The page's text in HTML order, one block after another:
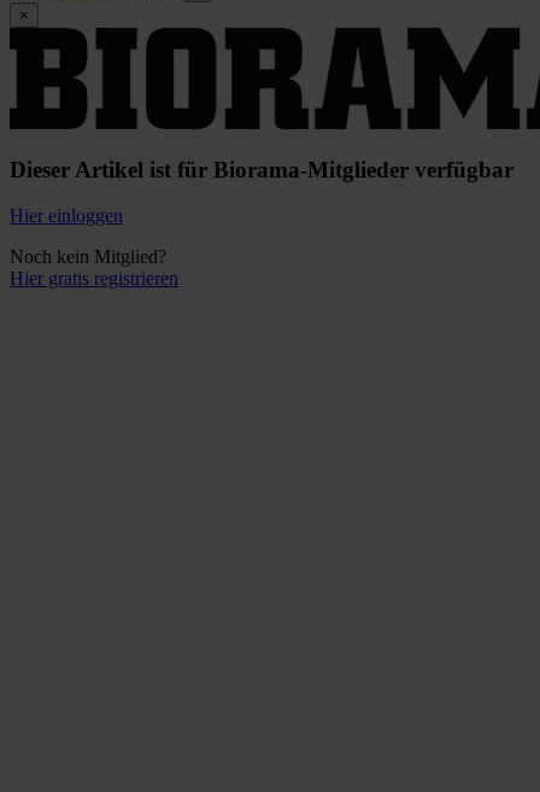
×
Dieser Artikel ist für Biorama-Mitglieder verfügbar
Hier einloggen
Noch kein Mitglied?
Hier gratis registrieren